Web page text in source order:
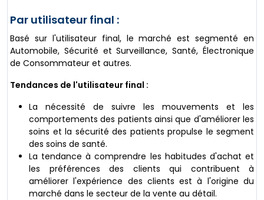
Par utilisateur final :
Basé sur l'utilisateur final, le marché est segmenté en
Automobile, Sécurité et Surveillance, Santé, Électronique
de Consommateur et autres.
Tendances de l'utilisateur final :
La nécessité de suivre les mouvements et les
comportements des patients ainsi que d'améliorer les
soins et la sécurité des patients propulse le segment
des soins de santé.
La tendance à comprendre les habitudes d'achat et
les préférences des clients qui contribuent à
améliorer l'expérience des clients est à l'origine du
marché dans le secteur de la vente au détail.